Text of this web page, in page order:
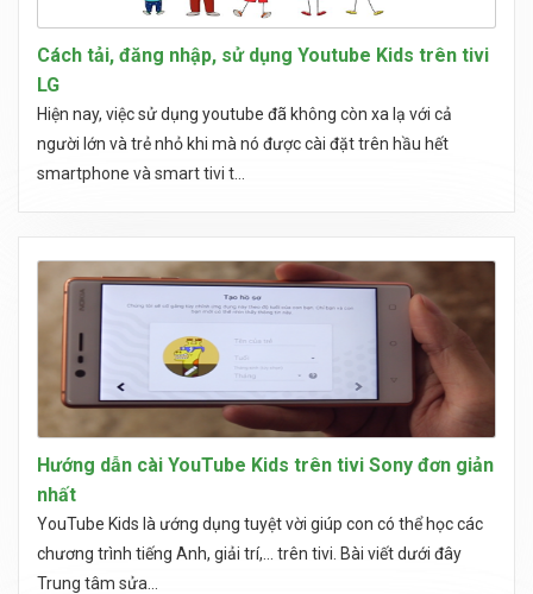
Cách tải, đăng nhập, sử dụng Youtube Kids trên tivi
LG
Hiện nay, việc sử dụng youtube đã không còn xa lạ với cả
người lớn và trẻ nhỏ khi mà nó được cài đặt trên hầu hết
smartphone và smart tivi t...
Hướng dẫn cài YouTube Kids trên tivi Sony đơn giản
nhất
YouTube Kids là ướng dụng tuyệt vời giúp con có thể học các
chương trình tiếng Anh, giải trí,... trên tivi. Bài viết dưới đây
Trung tâm sửa...